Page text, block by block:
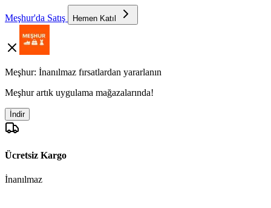
Meşhur'da Satış Hemen Katıl
Meşhur: İnanılmaz fırsatlardan yararlanın
Meşhur artık uygulama mağazalarında!
İndir
Ücretsiz Kargo
İnanılmaz